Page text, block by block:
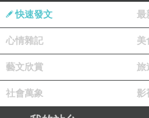
最佳剪輯：《笨鳥》廖慶
斯》（心水）
最佳音效：《報告老師！
吳書瑤.杜均堂（預測）\《
快速發文 最
心情雜記 美
藝文欣賞 旅
社會萬象 影